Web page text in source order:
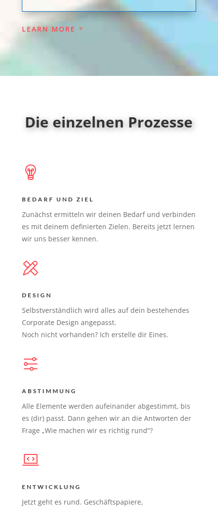
LEARN MORE
Die einzelnen Prozesse
BEDARF UND ZIEL
Zunächst ermitteln wir deinen Bedarf und verbinden
es mit deinem definierten Zielen. Bereits jetzt lernen
wir uns besser kennen.
DESIGN
Selbstverständlich wird alles auf dein bestehendes
Corporate Design angepasst.
Noch nicht vorhanden? Ich erstelle dir Eines.
ABSTIMMUNG
Alle Elemente werden aufeinander abgestimmt, bis
es (dir) passt. Dann gehen wir an die Antworten der
Frage „Wie machen wir es richtig rund“?
ENTWICKLUNG
Jetzt geht es rund. Geschäftspapiere,